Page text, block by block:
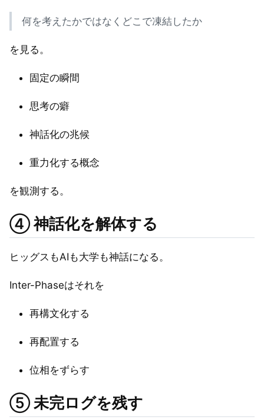
何を考えたかではなくどこで凍結したか
を見る。
固定の瞬間
思考の癖
神話化の兆候
重力化する概念
を観測する。
④ 神話化を解体する
ヒッグスもAIも大学も神話になる。
Inter-Phaseはそれを
再構文化する
再配置する
位相をずらす
⑤ 未完ログを残す